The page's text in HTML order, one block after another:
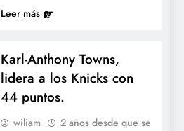
Leer más
Karl-Anthony Towns,
lidera a los Knicks con
44 puntos.
wiliam
2 años desde que se